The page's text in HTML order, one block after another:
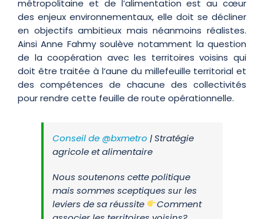
métropolitaine et de l’alimentation est au cœur
des enjeux environnementaux, elle doit se décliner
en objectifs ambitieux mais néanmoins réalistes.
Ainsi Anne Fahmy soulève notamment la question
de la coopération avec les territoires voisins qui
doit être traitée à l‘aune du millefeuille territorial et
des compétences de chacune des collectivités
pour rendre cette feuille de route opérationnelle.
Conseil de @bxmetro | Stratégie
agricole et alimentaire
Nous soutenons cette politique
mais sommes sceptiques sur les
leviers de sa réussite
Comment